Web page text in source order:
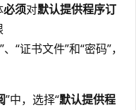
必须对默认提供程序订
“证书文件”和“密码”，
”中，选择“默认提供程